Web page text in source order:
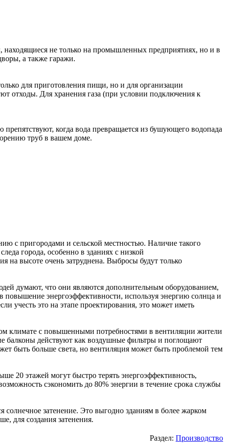
находящиеся не только на промышленных предприятиях, но и в
а также гаражи.
для приготовления пищи, но и для организации
отходы. Для хранения газа (при условии подключения к
когда вода превращается из бушующего водопада
труб в вашем доме.
с пригородами и сельской местностью. Наличие такого
города, особенно в зданиях с низкой
на высоте очень затруднена. Выбросы будут только
думают, что они являются дополнительным оборудованием,
энергоэффективности, используя энергию солнца и
учесть это на этапе проектирования, это может иметь
климате с повышенными потребностями в вентиляции жители
балконы действуют как воздушные фильтры и поглощают
быть больше света, но вентиляция может быть проблемой тем
20 этажей могут быстро терять энергоэффективность,
сэкономить до 80% энергии в течение срока службы
солнечное затенение. Это выгодно зданиям в более жарком
для создания затенения.
Раздел: Производство